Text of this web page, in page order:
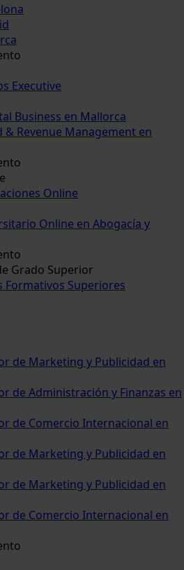
Executive
Business en Mallorca
& Revenue Management en
Online
Online en Abogacía y
Grado Superior
Formativos Superiores
de Marketing y Publicidad en
de Administración y Finanzas en
de Comercio Internacional en
de Marketing y Publicidad en
de Marketing y Publicidad en
de Comercio Internacional en